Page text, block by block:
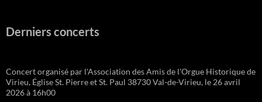
Derniers concerts
Concert organisé par l'Association des Amis de l'Orgue Historique de
Virieu, Église St. Pierre et St. Paul 38730 Val-de-Virieu, le 26 avril
2026 à 16h00